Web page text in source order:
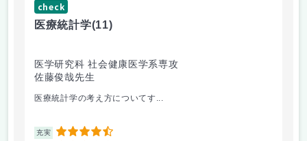
check
医療統計学(11)
医学研究科 社会健康医学系専攻
佐藤俊哉先生
医療統計学の考え方についてす...
充実 4.5